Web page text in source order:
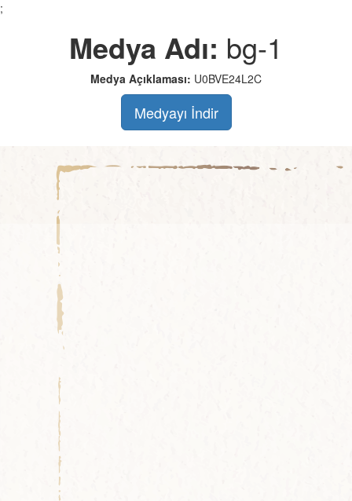
;
Medya Adı: bg-1
Medya Açıklaması: U0BVE24L2C
Medyayı İndir